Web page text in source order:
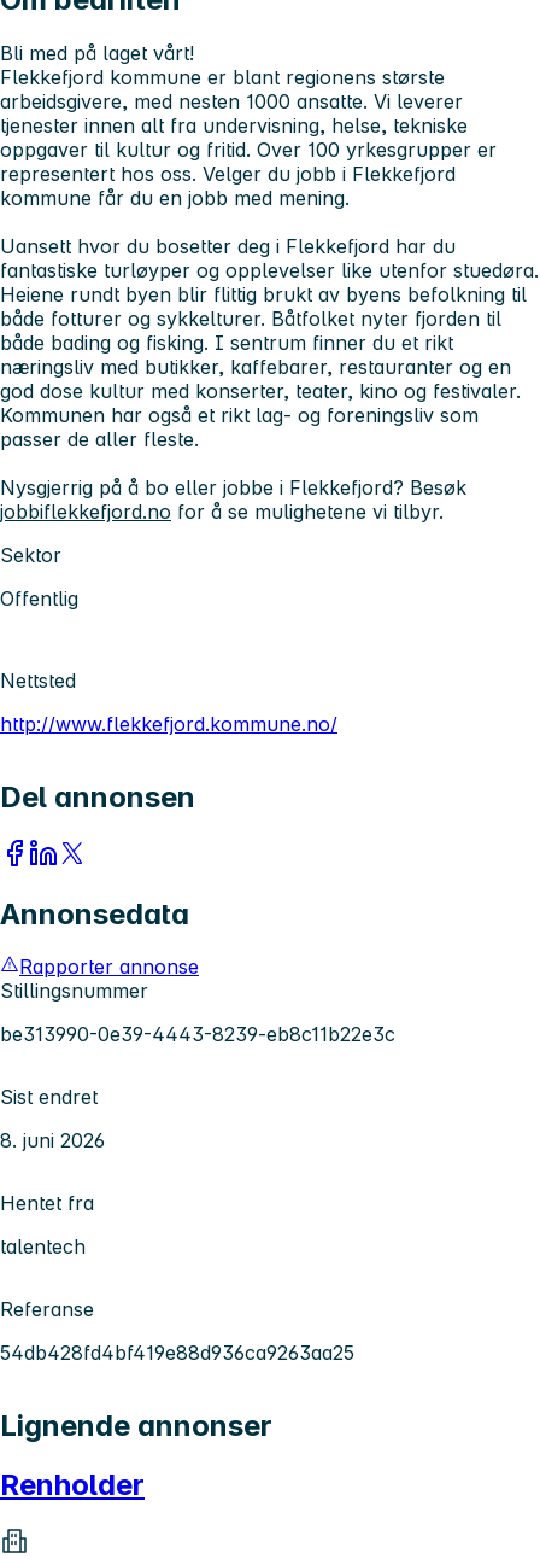
Bli med på laget vårt!
Flekkefjord kommune er blant regionens største
arbeidsgivere, med nesten 1000 ansatte. Vi leverer
tjenester innen alt fra undervisning, helse, tekniske
oppgaver til kultur og fritid. Over 100 yrkesgrupper er
representert hos oss. Velger du jobb i Flekkefjord
kommune får du en jobb med mening.
Uansett hvor du bosetter deg i Flekkefjord har du
fantastiske turløyper og opplevelser like utenfor stuedøra.
Heiene rundt byen blir flittig brukt av byens befolkning til
både fotturer og sykkelturer. Båtfolket nyter fjorden til
både bading og fisking. I sentrum finner du et rikt
næringsliv med butikker, kaffebarer, restauranter og en
god dose kultur med konserter, teater, kino og festivaler.
Kommunen har også et rikt lag- og foreningsliv som
passer de aller fleste.
Nysgjerrig på å bo eller jobbe i Flekkefjord? Besøk
jobbiflekkefjord.no for å se mulighetene vi tilbyr.
Sektor
Offentlig
Nettsted
http://www.flekkefjord.kommune.no/
Del annonsen
Annonsedata
Rapporter annonse
Stillingsnummer
be313990-0e39-4443-8239-eb8c11b22e3c
Sist endret
8. juni 2026
Hentet fra
talentech
Referanse
54db428fd4bf419e88d936ca9263aa25
Lignende annonser
Renholder